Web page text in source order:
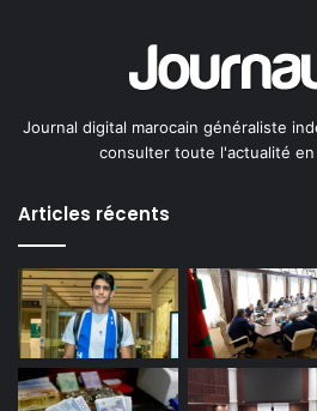
Journal digital marocain généraliste
consulter toute l'actualité
Articles récents